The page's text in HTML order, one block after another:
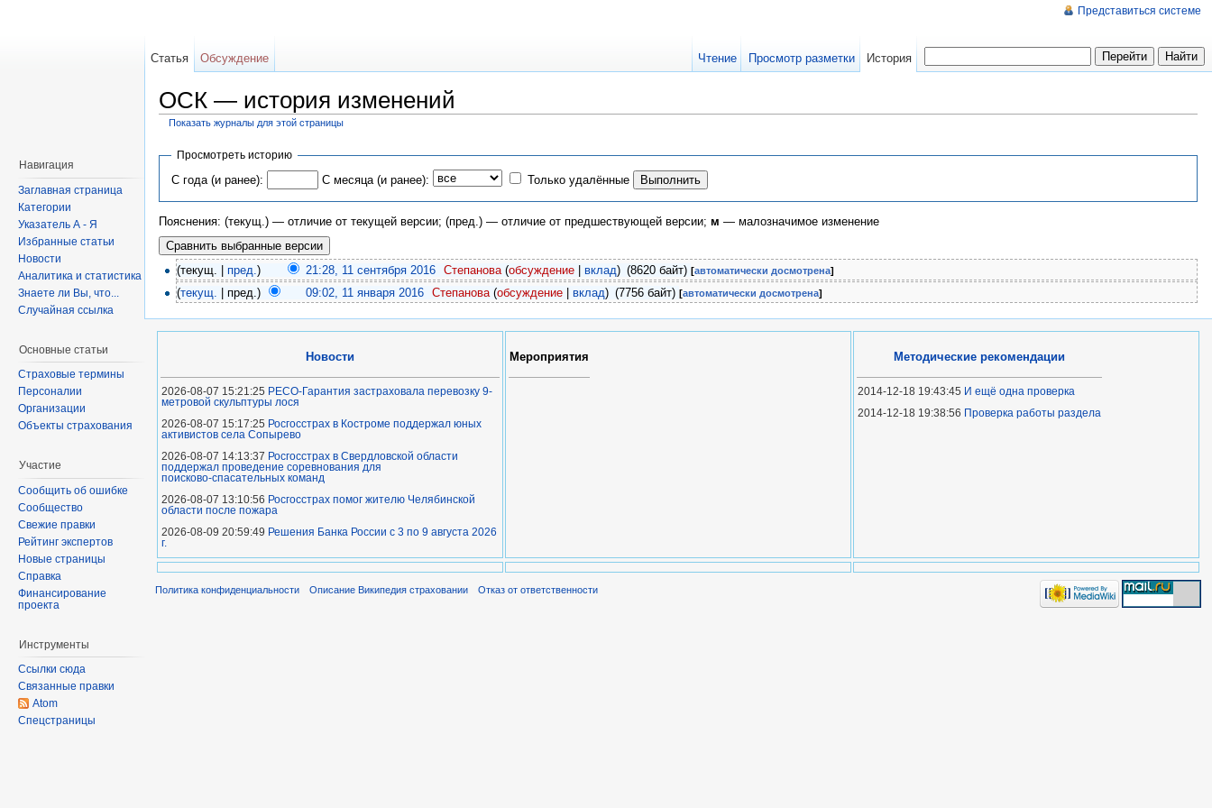
ОСК — история изменений
Показать журналы для этой страницы
Просмотреть историю
С года (и ранее): С месяца (и ранее): Только удалённые
Пояснения: (текущ.) — отличие от текущей версии; (пред.) — отличие от предшествующей версии; м — малозначимое изменение
(текущ. | пред.) 21:28, 11 сентября 2016 Степанова (обсуждение | вклад) (8620 байт) [автоматически досмотрена]
(текущ. | пред.) 09:02, 11 января 2016 Степанова (обсуждение вклад) (7756 байт) [автоматически досмотрена]
Представиться системе
Статья Обсуждение Чтение Просмотр разметки История
Навигация
Заглавная страница
Категории
Указатель А - Я
Избранные статьи
Новости
Аналитика и статистика
Знаете ли Вы, что...
Случайная ссылка
Основные статьи
Страховые термины
Персоналии
Организации
Объекты страхования
Участие
Сообщить об ошибке
Сообщество
Свежие правки
Рейтинг экспертов
Новые страницы
Справка
Финансирование
проекта
Инструменты
Ссылки сюда
Связанные правки
Atom
Спецстраницы
Новости
2026-08-07 15:21:25 РЕСО-Гарантия застраховала перевозку 9-
метровой скульптуры лося
2026-08-07 15:17:25 Росгосстрах в Костроме поддержал юных
активистов села Сопырево
2026-08-07 14:13:37 Росгосстрах в Свердловской области
поддержал проведение соревнования для
поисково‑спасательных команд
2026-08-07 13:10:56 Росгосстрах помог жителю Челябинской
области после пожара
2026-08-09 20:59:49 Решения Банка России с 3 по 9 августа 2026
г.
Мероприятия Методические рекомендации
2014-12-18 19:43:45 И ещё одна проверка
2014-12-18 19:38:56 Проверка работы раздела
Политика конфиденциальности Описание Википедия страховании Отказ от ответственности